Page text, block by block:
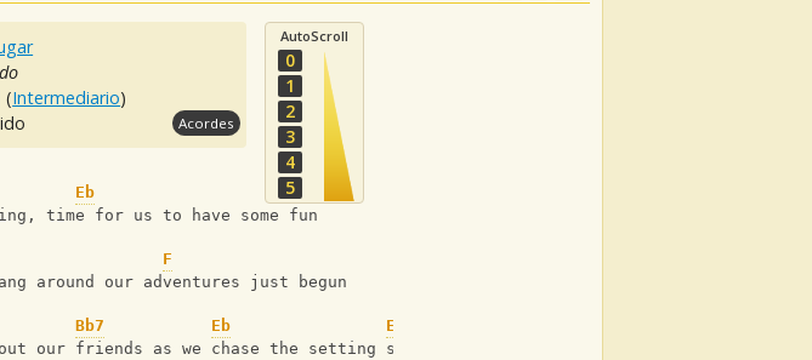
(Intermediario)
Acordes
AutoScroll
0
1
2
3
4
5
Eb
time for us to have some fun
F
around our adventures just begun
Bb7 Eb
Ebm
our friends as we chase the setting sun